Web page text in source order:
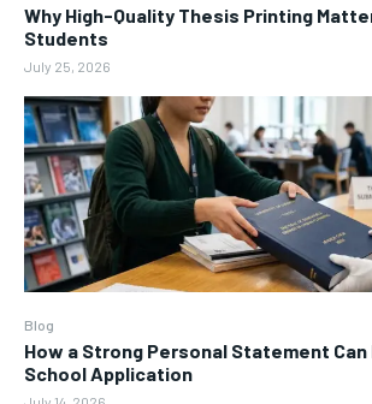
Why High-Quality Thesis Printing
Students
July 25, 2026
Blog
How a Strong Personal Statement Can
School Application